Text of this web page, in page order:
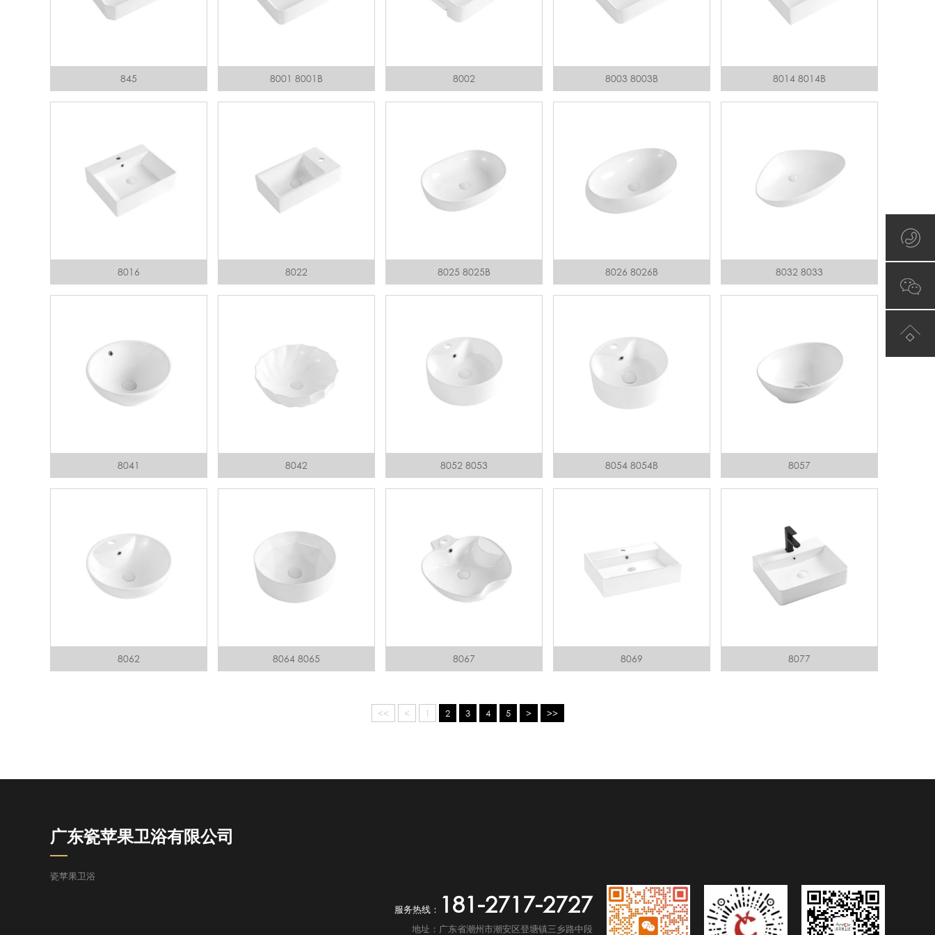
845 8001 8001B 8002 8003 8003B 8014 8014B
8016 8022 8025 8025B 8026 8026B 8032 8033
8041 8042 8052 8053 8054 8054B 8057
8062 8064 8065 8067 8069 8077
<< < 1 2 3 4 5 > >>
广东瓷苹果卫浴有限公司
瓷苹果卫浴
服务热线： 181-2717-2727
地址：广东省潮州市潮安区登塘镇三乡路中段